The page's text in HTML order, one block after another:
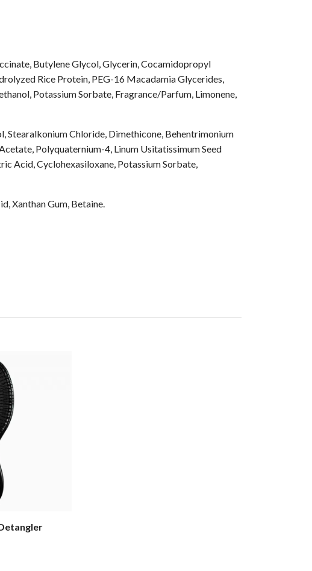
Butylene Glycol, Glycerin, Cocamidopropyl
Rice Protein, PEG-16 Macadamia Glycerides,
Potassium Sorbate, Fragrance/Parfum, Limonene,
Stearalkonium Chloride, Dimethicone, Behentrimonium
Polyquaternium-4, Linum Usitatissimum Seed
Acid, Cyclohexasiloxane, Potassium Sorbate,
Xanthan Gum, Betaine.